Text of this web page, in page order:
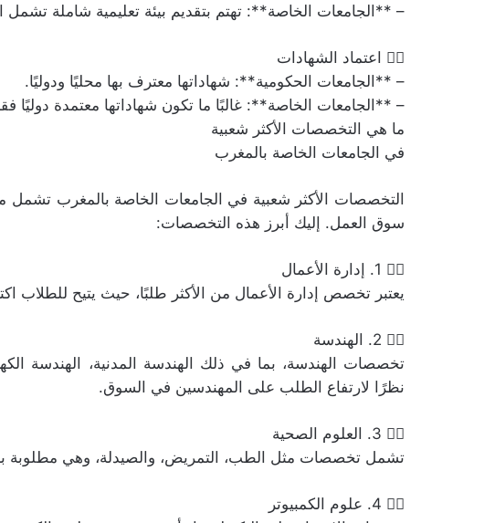
– **الجامعات الخاصة**: تهتم بتقديم بيئة تعليمية شاملة تشمل
👈🏻 اعتماد الشهادات
– **الجامعات الحكومية**: شهاداتها معترف بها محليًا ودوليًا.
– **الجامعات الخاصة**: غالبًا ما تكون شهاداتها معتمدة دوليًا
ما هي التخصصات الأكثر شعبية
في الجامعات الخاصة بالمغرب
التخصصات الأكثر شعبية في الجامعات الخاصة بالمغرب تشمل
سوق العمل. إليك أبرز هذه التخصصات:
👈🏻 1. إدارة الأعمال
يعتبر تخصص إدارة الأعمال من الأكثر طلبًا، حيث يتيح للطلاب
👈🏻 2. الهندسة
تخصصات الهندسة، بما في ذلك الهندسة المدنية، الهندسة
نظرًا لارتفاع الطلب على المهندسين في السوق.
👈🏻 3. العلوم الصحية
تشمل تخصصات مثل الطب، التمريض، والصيدلة، وهي مطلوبة
👈🏻 4. علوم الكمبيوتر